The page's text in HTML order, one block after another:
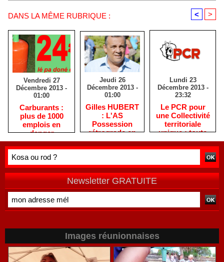
DANS LA MÊME RUBRIQUE : < >
Vendredi 27
Décembre 2013 -
01:00
Carburants :
plus de 1000
emplois en
danger
Jeudi 26
Décembre 2013 -
01:00
Gilles HUBERT
: L'AS
Possession
rétrograde en
deuxième
division
Lundi 23
Décembre 2013 -
23:32
Le PCR pour
une Collectivité
territoriale
unique : toute
autre prise de
position ne peut
qu'individuelle
Newsletter GRATUITE
Images réunionnaises